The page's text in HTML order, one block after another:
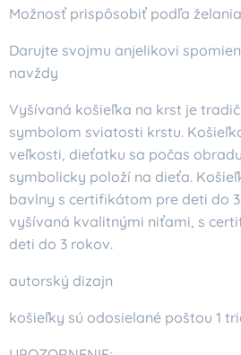
Možnosť prispôsobiť podľa želania
Darujte svojmu anjelikovi
navždy
Vyšívaná košieľka na krst je
symbolom sviatosti krstu.
veľkosti, dieťatku sa počas
symbolicky položí na dieťa.
bavlny s certifikátom pre deti do
vyšívaná kvalitnými niťami, s
deti do 3 rokov.
autorský dizajn
košieľky sú odosielané poštou 1